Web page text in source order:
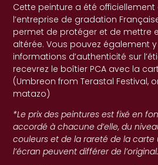
Cette peinture a été
l’entreprise de gradation
permet de protéger et de mettre
altérée. Vous pouvez également
informations d’authenticité sur
recevrez le boîtier PCA avec la
(Umbreon from Terastal Festival,
matazo)
*Le prix des peintures est fixé en
accordé à chacune d’elle, du
couleurs et de la rareté de la carte
l’écran peuvent différer de l’original.